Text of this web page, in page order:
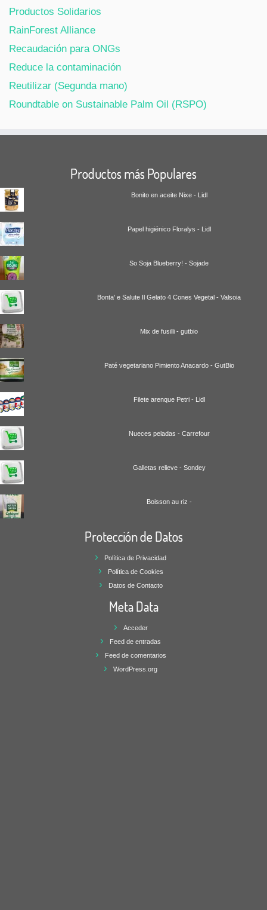
Productos Solidarios
RainForest Alliance
Recaudación para ONGs
Reduce la contaminación
Reutilizar (Segunda mano)
Roundtable on Sustainable Palm Oil (RSPO)
Productos más Populares
Bonito en aceite Nixe - Lidl
Papel higiénico Floralys - Lidl
So Soja Blueberry! - Sojade
Bonta' e Salute Il Gelato 4 Cones Vegetal - Valsoia
Mix de fusilli - gutbio
Paté vegetariano Pimiento Anacardo - GutBio
Filete arenque Petri - Lidl
Nueces peladas - Carrefour
Galletas relieve - Sondey
Boisson au riz -
Protección de Datos
Política de Privacidad
Política de Cookies
Datos de Contacto
Meta Data
Acceder
Feed de entradas
Feed de comentarios
WordPress.org